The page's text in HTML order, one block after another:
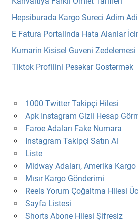
Hepsiburada Kargo Sureci Adim
E Fatura Portalinda Hata Alanlar
Kumarin Kisisel Guveni Zedelemesi
Tiktok Profilini Pesəkar Gostərmək
1000 Twitter Takipçi Hilesi
Apk Instagram Gizli Hesap
Faroe Adaları Fake Numara
Instagram Takipçi Satın Al
Liste
Midway Adaları, Amerika Kargo
Mısır Kargo Gönderimi
Reels Yorum Çoğaltma Hilesi
Sayfa Listesi
Shorts Abone Hilesi Şifresiz